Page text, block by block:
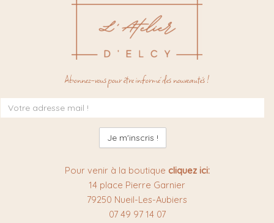
Abonnez-vous pour être informé des nouveautés !
à
la
newsletter
:
Pour venir à la boutique cliquez ici:
14 place Pierre Garnier
79250 Nueil-Les-Aubiers
07 49 97 14 07